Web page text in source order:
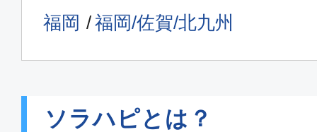
福岡 福岡/佐賀/北九州
ソラハピとは？